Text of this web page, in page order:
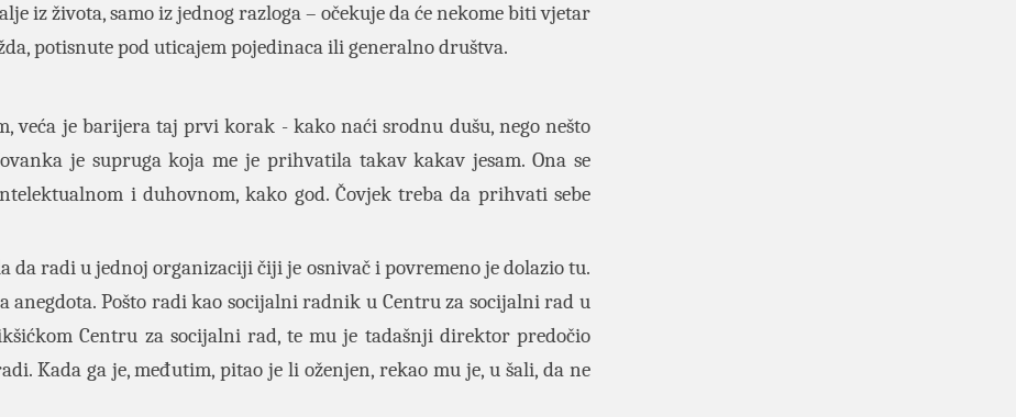
iz života, samo iz jednog razloga – očekuje da će nekome biti vjetar
potisnute pod uticajem pojedinaca ili generalno društva.
veća je barijera taj prvi korak - kako naći srodnu dušu, nego nešto
je supruga koja me je prihvatila takav kakav jesam. Ona se
i duhovnom, kako god. Čovjek treba da prihvati sebe
da radi u jednoj organizaciji čiji je osnivač i povremeno je dolazio tu.
anegdota. Pošto radi kao socijalni radnik u Centru za socijalni rad u
Centru za socijalni rad, te mu je tadašnji direktor predočio
Kada ga je, međutim, pitao je li oženjen, rekao mu je, u šali, da ne